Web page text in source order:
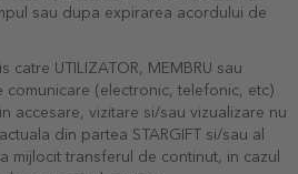
sau dupa expirarea acordului de
catre UTILIZATOR, MEMBRU sau
comunicare (electronic, telefonic, etc)
accesare, vizitare si/sau vizualizare nu
din partea STARGIFT si/sau al
mijlocit transferul de continut, in cazul